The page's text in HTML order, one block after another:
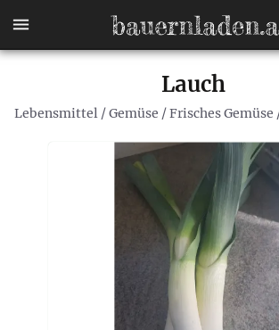
Lauch
Lebensmittel/Gemüse /Frisches Gemüse